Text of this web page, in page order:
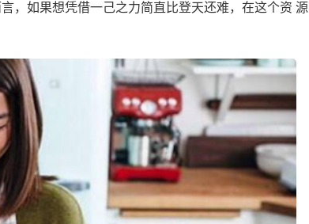
，如果想凭借一己之力简直比登天还难，在这个资 源